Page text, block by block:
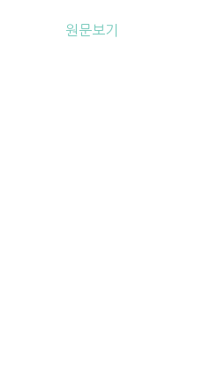
원문보기